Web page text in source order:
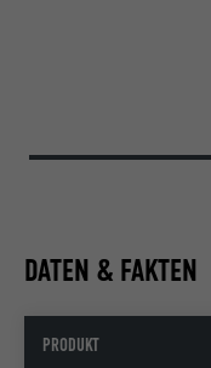
DATEN & FAKTEN
PRODUKT